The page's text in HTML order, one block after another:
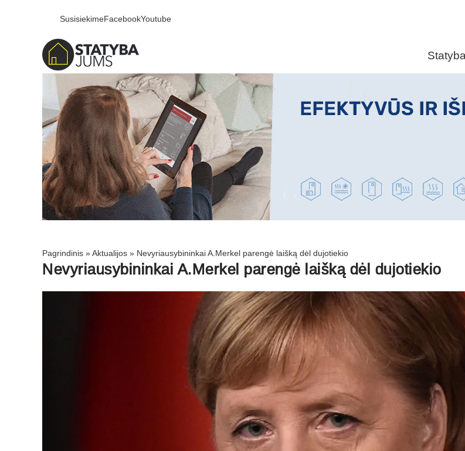
SusisiekimeFacebookYoutube
Pagrindinis »Aktualijos » Nevyriausybininkai A.Merkel parengė laišką dėl dujotiekio
Nevyriausybininkai A.Merkel parengė laišką dėl dujotiekio